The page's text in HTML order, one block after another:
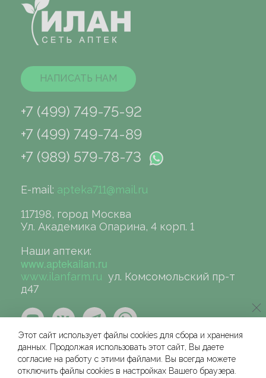
НАПИСАТЬ НАМ
+7 (499) 749-75-92
+7 (499) 749-74-89
+7 (989) 579-78-73
E-mail: apteka711@mail.ru
117198, город Москва
Ул. Академика Опарина, 4 корп. 1
Наши аптеки:
www.aptekailan.ru
www.ilanfarm.ru ул. Комсомольский пр-т
д47
©сеть аптек «ИЛАН», 2004-2026
Этот сайт использует файлы cookies для сбора и хранения
данных. Продолжая использовать этот сайт, Вы даете
согласие на работу с этими файлами. Вы всегда можете
отключить файлы cookies в настройках Вашего браузера.